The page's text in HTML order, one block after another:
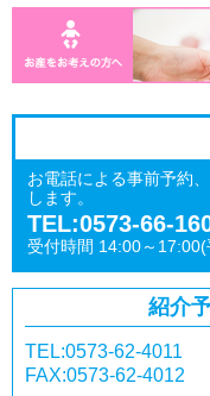
お電話による事前予約
します。
TEL:0573-66-
受付時間 14:00～17:00(
紹介
TEL:0573-62-4011
FAX:0573-62-4012